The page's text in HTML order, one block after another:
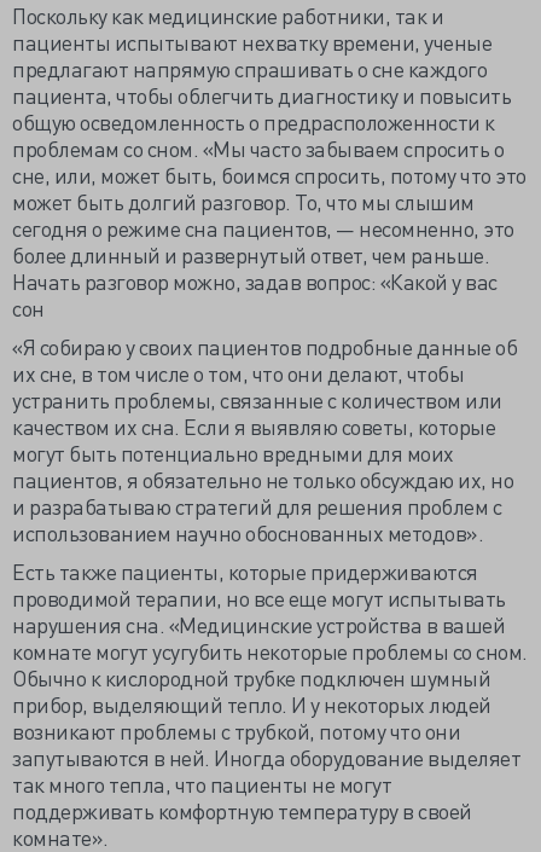
Поскольку как медицинские работники, так и
пациенты испытывают нехватку времени, ученые
предлагают напрямую спрашивать о сне каждого
пациента, чтобы облегчить диагностику и повысить
общую осведомленность о предрасположенности к
проблемам со сном. «Мы часто забываем спросить о
сне, или, может быть, боимся спросить, потому что это
может быть долгий разговор. То, что мы слышим
сегодня о режиме сна пациентов, — несомненно, это
более длинный и развернутый ответ, чем раньше.
Начать разговор можно, задав вопрос: «Какой у вас
сон
«Я собираю у своих пациентов подробные данные об
их сне, в том числе о том, что они делают, чтобы
устранить проблемы, связанные с количеством или
качеством их сна. Если я выявляю советы, которые
могут быть потенциально вредными для моих
пациентов, я обязательно не только обсуждаю их, но
и разрабатываю стратегий для решения проблем с
использованием научно обоснованных методов».
Есть также пациенты, которые придерживаются
проводимой терапии, но все еще могут испытывать
нарушения сна. «Медицинские устройства в вашей
комнате могут усугубить некоторые проблемы со сном.
Обычно к кислородной трубке подключен шумный
прибор, выделяющий тепло. И у некоторых людей
возникают проблемы с трубкой, потому что они
запутываются в ней. Иногда оборудование выделяет
так много тепла, что пациенты не могут
поддерживать комфортную температуру в своей
комнате».